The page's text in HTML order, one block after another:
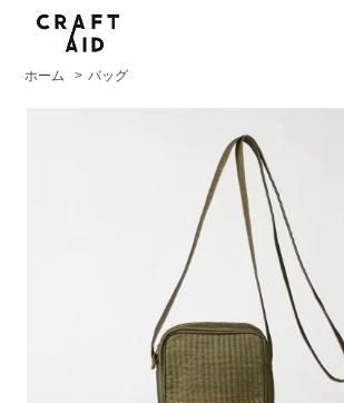
ホーム > バッグ